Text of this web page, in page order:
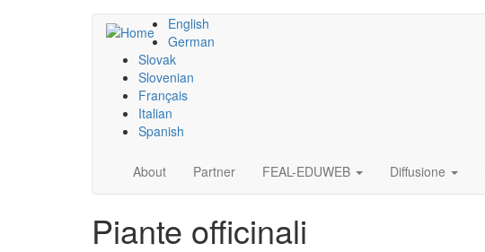
English
German
Slovak
Slovenian
Français
Italian
Spanish
Main
navigation
About Partner FEAL-EDUWEB Diffusione
Piante officinali